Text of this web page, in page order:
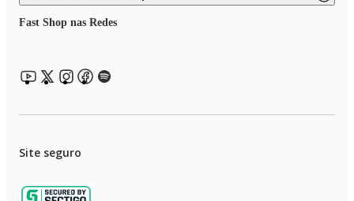
Fast Shop nas Redes
Site seguro